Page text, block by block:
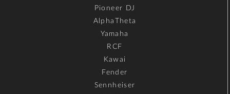
Pioneer DJ
AlphaTheta
Yamaha
RCF
Kawai
Fender
Sennheiser